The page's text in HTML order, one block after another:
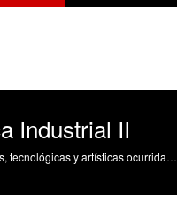
Industrial II
Divulgación de las actividades científicas, tecnológicas y artísticas ocurridas en los tres campus de la UPV